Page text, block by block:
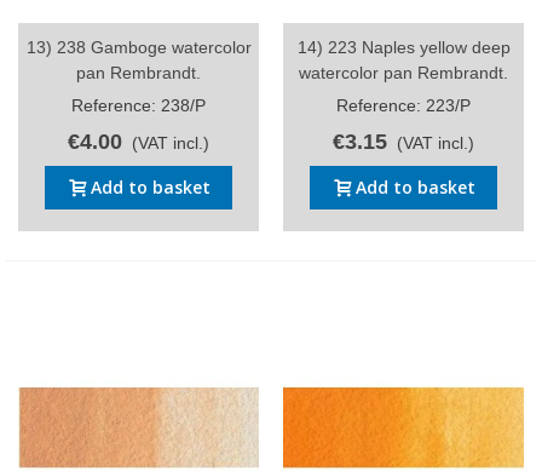
13) 238 Gamboge watercolor
pan Rembrandt.
Reference: 238/P
€4.00 (VAT incl.)
Add to basket
14) 223 Naples yellow deep
watercolor pan Rembrandt.
Reference: 223/P
€3.15 (VAT incl.)
Add to basket